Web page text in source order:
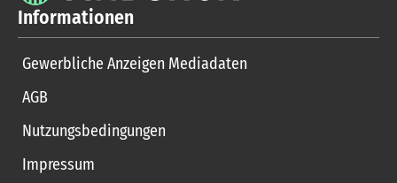
Informationen
Gewerbliche Anzeigen Mediadaten
AGB
Nutzungsbedingungen
Impressum